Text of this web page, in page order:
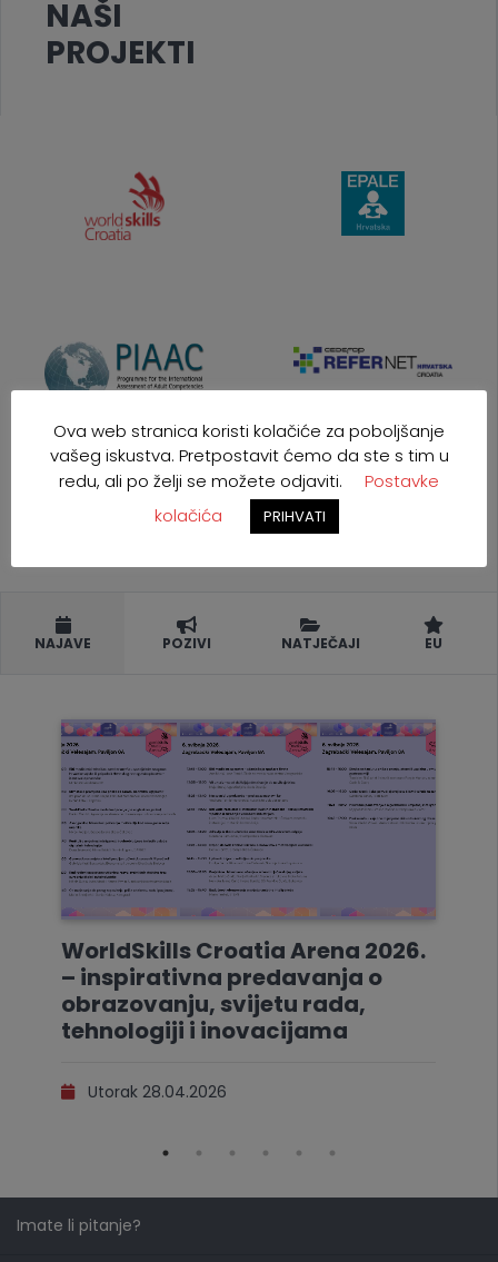
NAŠI
PROJEKTI
NAJAVE POZIVI NATJEČAJI EU
WorldSkills Croatia Arena 2026.
– inspirativna predavanja o
obrazovanju, svijetu rada,
tehnologiji i inovacijama
Utorak 28.04.2026
Imate li pitanje?
Ova web stranica koristi kolačiće za poboljšanje
vašeg iskustva. Pretpostavit ćemo da ste s tim u
redu, ali po želji se možete odjaviti.
Postavke
kolačića
PRIHVATI